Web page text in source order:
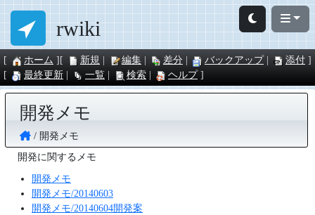
rwiki
ホーム 新規 編集 差分 バックアップ
添付
最終更新
一覧 検索 ヘルプ
開発メモ
開発メモ
開発に関するメモ
開発メモ
開発メモ/20140603
開発メモ/20140604開発案